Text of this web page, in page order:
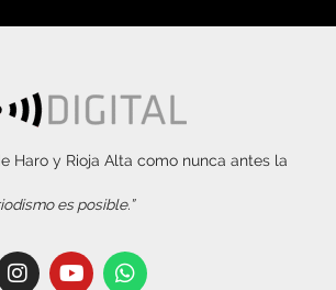
Haro y Rioja Alta como nunca antes la
es posible.”